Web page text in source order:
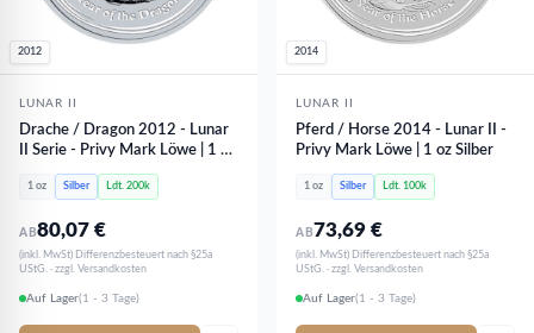
2012
LUNAR II
Drache / Dragon 2012 - Lunar
II Serie - Privy Mark Löwe | 1 oz
Silber
1 oz Silber Ldt. 200k
AB80,07€
(inkl. MwSt) Differenzbesteuert nach §25a
UStG. · zzgl. Versandkosten
Auf Lager(1 - 3 Tage)
2014
LUNAR II
Pferd / Horse 2014 - Lunar II -
Privy Mark Löwe | 1 oz Silber
1 oz Silber Ldt. 100k
AB73,69€
(inkl. MwSt) Differenzbesteuert nach §25a
UStG. · zzgl. Versandkosten
Auf Lager(1 - 3 Tage)